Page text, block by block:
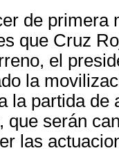
de primera
que Cruz
el
la
la partida de
que serán
las